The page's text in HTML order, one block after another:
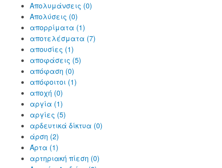
Απολυμάνσεις (0)
Απολύσεις (0)
απορρίματα (1)
αποτελέσματα (7)
απουσίες (1)
αποφάσεις (5)
απόφαση (0)
απόφοιτοι (1)
αποχή (0)
αργία (1)
αργίες (5)
αρδευτικά δίκτυα (0)
άρση (2)
Άρτα (1)
αρτηριακή πίεση (0)